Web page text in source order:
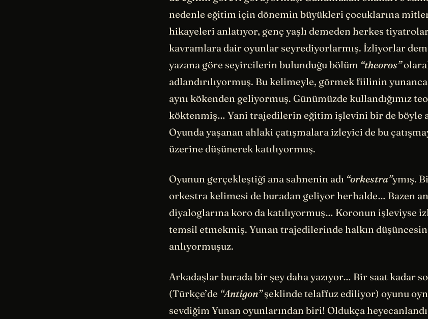
nedenle eğitim için dönemin büyükleri çocuklarına
hikayeleri anlatıyor, genç yaşlı demeden herkes
kavramlara dair oyunlar seyrediyorlarmış. İzliyorlar
yazana göre seyircilerin bulunduğu bölüm “theoros”
adlandırılıyormuş. Bu kelimeyle, görmek fiilinin
aynı kökenden geliyormuş. Günümüzde kullandığımız
köktenmiş… Yani trajedilerin eğitim işlevini bir de böyle
Oyunda yaşanan ahlaki çatışmalara izleyici de bu
üzerine düşünerek katılıyormuş.
Oyunun gerçekleştiği ana sahnenin adı “orkestra”ymış.
orkestra kelimesi de buradan geliyor herhalde… Bazen
diyaloglarına koro da katılıyormuş… Koronun işleviyse
temsil etmekmiş. Yunan trajedilerinde halkın
anlıyormuşuz.
Arkadaşlar burada bir şey daha yazıyor… Bir saat kadar
(Türkçe’de “Antigon”şeklinde telaffuz ediliyor) oyunu
sevdiğim Yunan oyunlarından biri! Oldukça